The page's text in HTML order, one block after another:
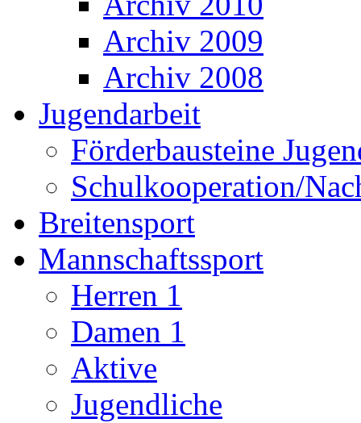
Archiv 2009
Archiv 2008
Jugendarbeit
Förderbausteine
Schulkooperation/
Breitensport
Mannschaftssport
Herren 1
Damen 1
Aktive
Jugendliche